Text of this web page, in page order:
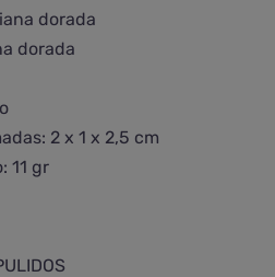
dorada
dorada
2 x 1 x 2,5 cm
11 gr